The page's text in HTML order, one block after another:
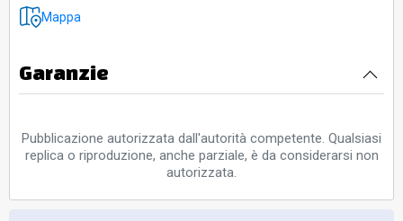
Mappa
Garanzie
Pubblicazione autorizzata dall'autorità competente. Qualsiasi
replica o riproduzione, anche parziale, è da considerarsi non
autorizzata.